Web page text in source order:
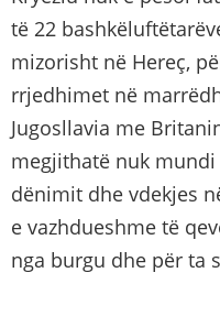
të 22
mizorisht në Hereç,
rrjedhimet në
Jugosllavia me
megjithatë nuk mundi
dënimit dhe vdekjes
e vazhdueshme të
nga burgu dhe për ta